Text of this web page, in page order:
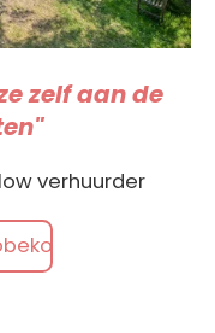
zelf aan de
verhuurder